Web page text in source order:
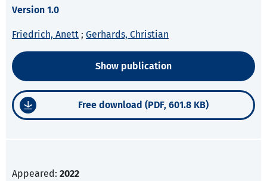
Version 1.0
Friedrich, Anett ; Gerhards, Christian
Show publication
Free download (PDF, 601.8 KB)
Appeared: 2022